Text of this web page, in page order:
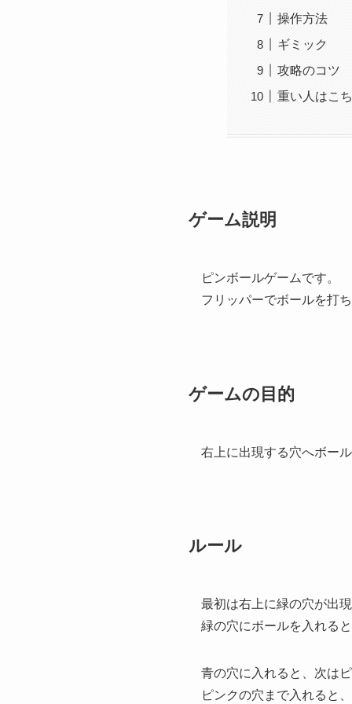
操作方法
ギミック
攻略のコツ
重い人はこ
ゲーム説明
ピンボールゲームです。
フリッパーでボールを打
ゲームの目的
右上に出現する穴へボー
ルール
最初は右上に緑の穴が出
緑の穴にボールを入れる
青の穴に入れると、次は
ピンクの穴まで入れると